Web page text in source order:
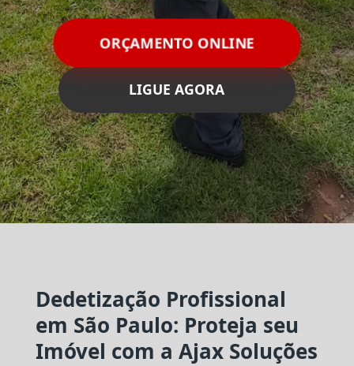
ORÇAMENTO ONLINE
LIGUE AGORA
Dedetização Profissional
em São Paulo: Proteja seu
Imóvel com a Ajax Soluções